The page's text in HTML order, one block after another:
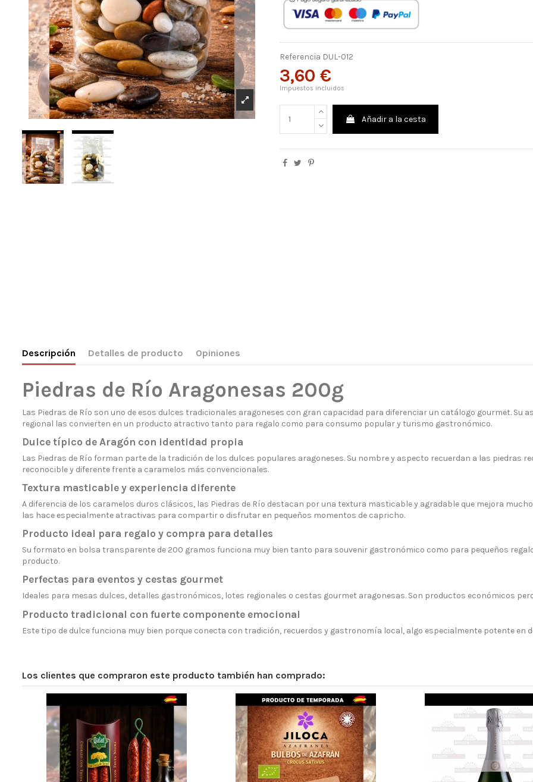
Referencia DUL-012
3,60 €
Impuestos incluidos
Añadir a la cesta
Descripción Detalles de producto Opiniones
Piedras de Río Aragonesas 200g
Las Piedras de Río son uno de esos dulces tradicionales aragoneses con gran capacidad para diferenciar un catálogo gourmet.
regional las convierten en un producto atractivo tanto para regalo como para consumo popular y turismo gastronómico.
Dulce típico de Aragón con identidad propia
Las Piedras de Río forman parte de la tradición de los dulces populares aragoneses. Su nombre y aspecto recuerdan a las piedras
reconocible y diferente frente a caramelos más convencionales.
Textura masticable y experiencia diferente
A diferencia de los caramelos duros clásicos, las Piedras de Río destacan por una textura masticable y agradable que mejora
las hace especialmente atractivas para compartir o disfrutar en pequeños momentos de capricho.
Producto ideal para regalo y compra para detalles
Su formato en bolsa transparente de 200 gramos funciona muy bien tanto para souvenir gastronómico como para pequeños
producto.
Perfectas para eventos y cestas gourmet
Ideales para mesas dulces, detalles gastronómicos, lotes regionales o cestas gourmet aragonesas. Son productos económicos
Producto tradicional con fuerte componente emocional
Este tipo de dulce funciona muy bien porque conecta con tradición, recuerdos y gastronomía local, algo especialmente potente en
Los clientes que compraron este producto también han comprado: